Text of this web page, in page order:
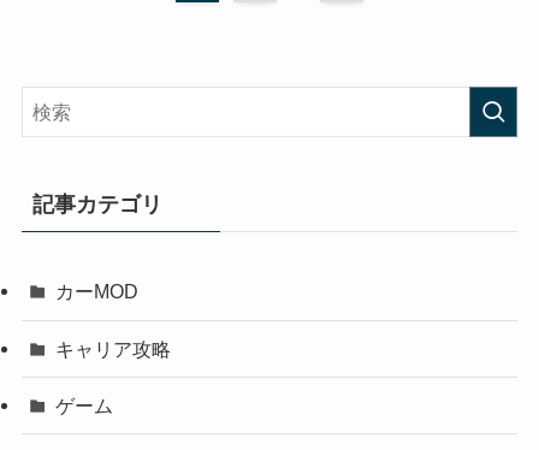
記事カテゴリ
カーMOD
キャリア攻略
ゲーム